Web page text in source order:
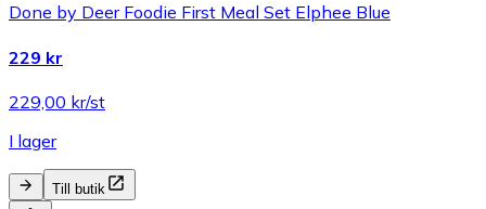
Done by Deer Foodie First Meal Set Elphee Blue
229 kr
229,00 kr/st
I lager
Till butik